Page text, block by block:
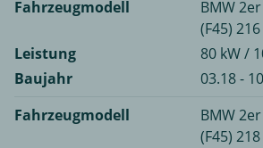
Fahrzeugmodell
BMW
(F45) 216
Leistung
80 kW /
Baujahr
03.18 -
Fahrzeugmodell
BMW
(F45)